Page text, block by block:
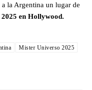
la Argentina un lugar de
en Hollywood.
Mister Universo 2025